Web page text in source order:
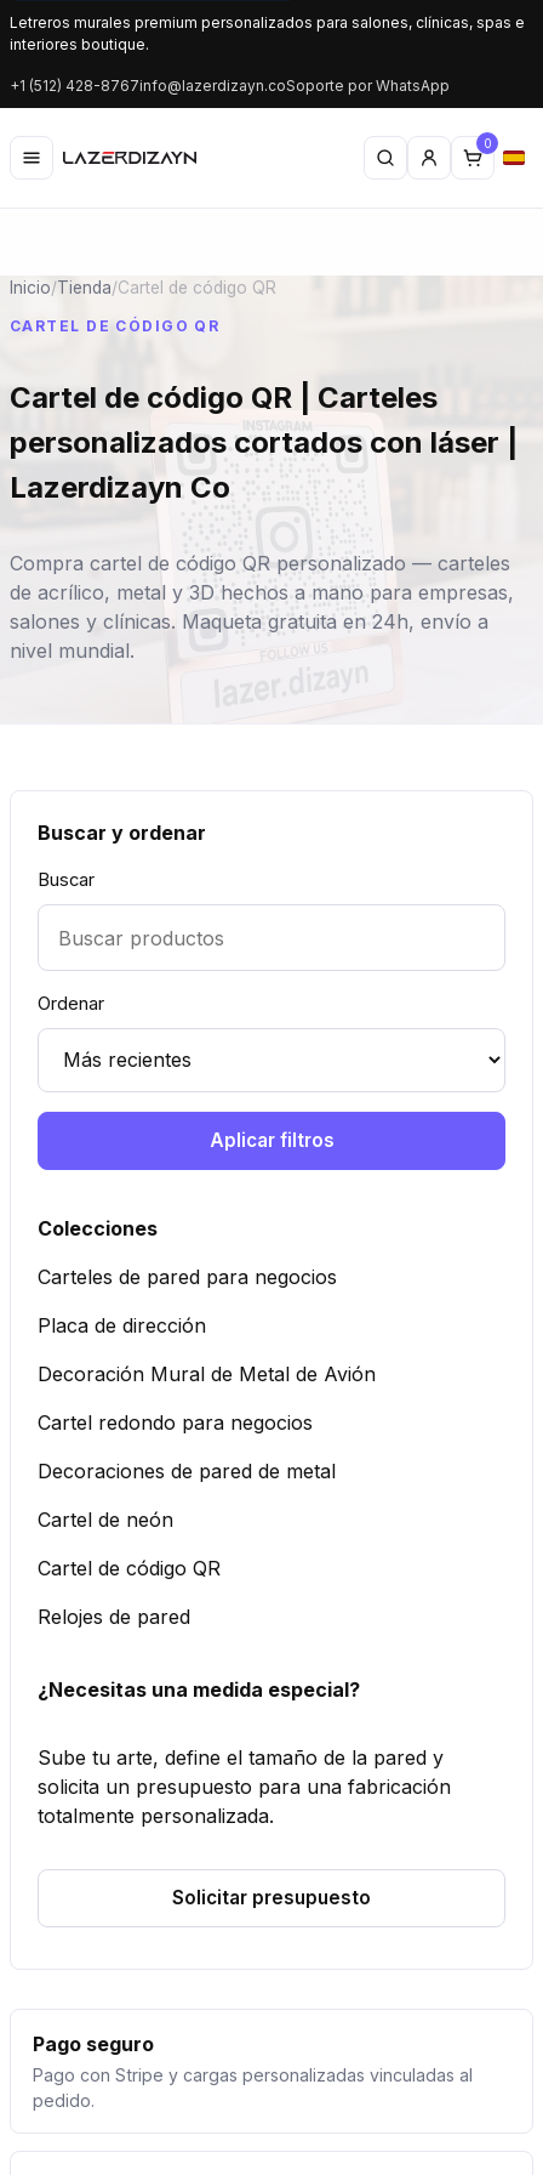
Letreros murales premium personalizados para salones, clínicas, spas e
interiores boutique.
+1 (512) 428-8767info@lazerdizayn.coSoporte por WhatsApp
0
Inicio/Tienda/Cartel de código QR
CARTEL DE CÓDIGO QR
Cartel de código QR | Carteles
personalizados cortados con láser |
Lazerdizayn Co
Compra cartel de código QR personalizado — carteles
de acrílico, metal y 3D hechos a mano para empresas,
salones y clínicas. Maqueta gratuita en 24h, envío a
nivel mundial.
Buscar y ordenar
Buscar
Ordenar
Aplicar filtros
Colecciones
Carteles de pared para negocios
Placa de dirección
Decoración Mural de Metal de Avión
Cartel redondo para negocios
Decoraciones de pared de metal
Cartel de neón
Cartel de código QR
Relojes de pared
¿Necesitas una medida especial?
Sube tu arte, define el tamaño de la pared y
solicita un presupuesto para una fabricación
totalmente personalizada.
Solicitar presupuesto
Pago seguro
Pago con Stripe y cargas personalizadas vinculadas al
pedido.